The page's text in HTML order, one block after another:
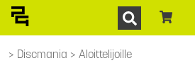
Discmania Aloittelijoille